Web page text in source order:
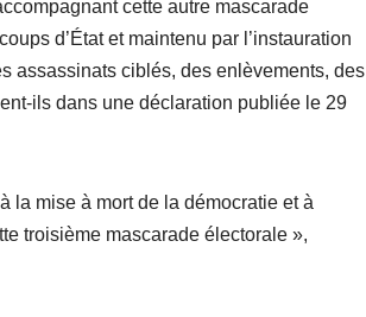
cette autre mascarade
d’État et maintenu par l’instauration
assassinats ciblés, des enlèvements, des
ils dans une déclaration publiée le 29
la mise à mort de la démocratie et à
troisième mascarade électorale »,